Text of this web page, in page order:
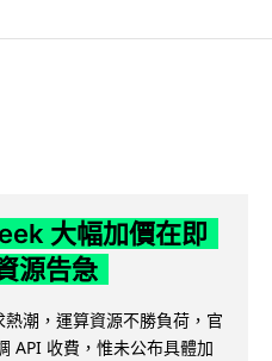
大幅加價在即
源告急
潮，運算資源不勝負荷，官
API 收費，惟未公布具體加